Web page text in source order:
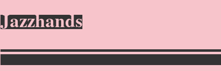
Jazzhands